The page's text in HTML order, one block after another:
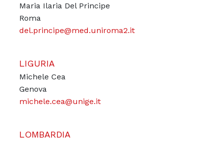
Maria Ilaria Del Principe
Roma
del.principe@med.uniroma2.it
LIGURIA
Michele Cea
Genova
michele.cea@unige.it
LOMBARDIA